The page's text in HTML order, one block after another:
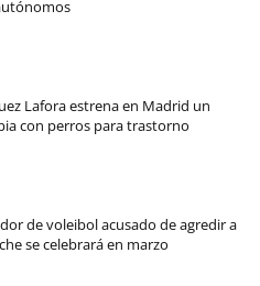
Lafora estrena en Madrid un
con perros para trastorno
de voleibol acusado de agredir a
se celebrará en marzo